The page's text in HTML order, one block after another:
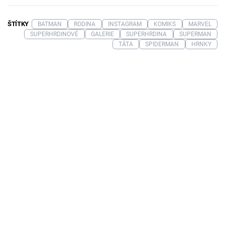
ŠTÍTKY BATMAN RODINA INSTAGRAM KOMIKS
MARVEL
SUPERHRDINOVÉ
GALERIE SUPERHRDINA
SUPERMAN
TÁTA
SPIDERMAN HRNKY